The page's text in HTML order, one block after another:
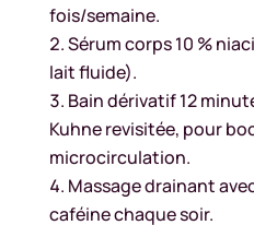
fois/semaine.
Sérum corps 10 %
lait fluide).
Bain dérivatif 12
Kuhne revisitée, pour
microcirculation.
Massage drainant
caféine chaque soir.